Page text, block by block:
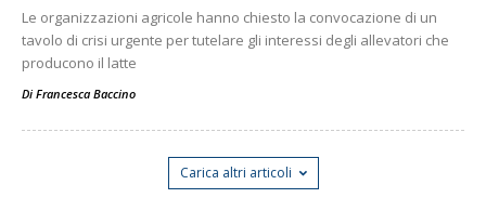
Le organizzazioni agricole hanno chiesto la convocazione di un
tavolo di crisi urgente per tutelare gli interessi degli allevatori che
producono il latte
Di Francesca Baccino
Carica altri articoli